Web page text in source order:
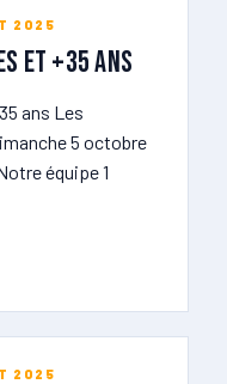
2025
et +35 ans
ans Les
5 octobre
équipe 1
2025